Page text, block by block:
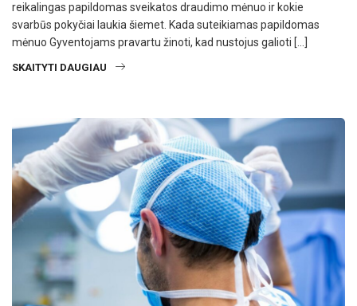
reikalingas papildomas sveikatos draudimo mėnuo ir kokie
svarbūs pokyčiai laukia šiemet. Kada suteikiamas papildomas
mėnuo Gyventojams pravartu žinoti, kad nustojus galioti […]
SKAITYTI DAUGIAU